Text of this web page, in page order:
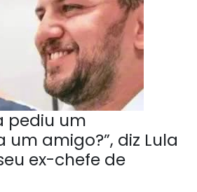
pediu um
amigo?”, diz Lula
ex-chefe de